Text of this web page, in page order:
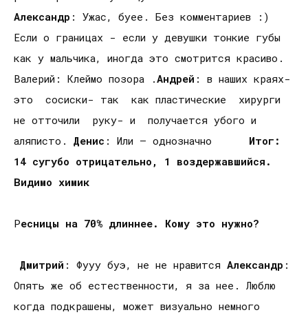
Александр : Ужас, буее. Без комментариев :)
Если о границах - если у девушки тонкие губы
как у мальчика, иногда это смотрится красиво.
Валерий: Клеймо позора .Андрей : в наших краях-
это сосиски- так как пластические хирурги
не отточили руку- и получается убого и
аляписто. Денис : Или – однозначно Итог:
14 сугубо отрицательно, 1 воздержавшийся.
Видимо химик
Ресницы на 70% длиннее. Кому это нужно?
Дмитрий : Фууу буэ, не не нравится Александр :
Опять же об естественности, я за нее. Люблю
когда подкрашены, может визуально немного